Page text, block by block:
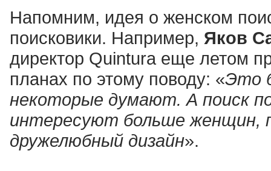
Напомним, идея о женском
поисковики. Например, Яков
директор Quintura еще летом
планах по этому поводу: «Это
некоторые думают. А поиск
интересуют больше женщин,
дружелюбный дизайн».